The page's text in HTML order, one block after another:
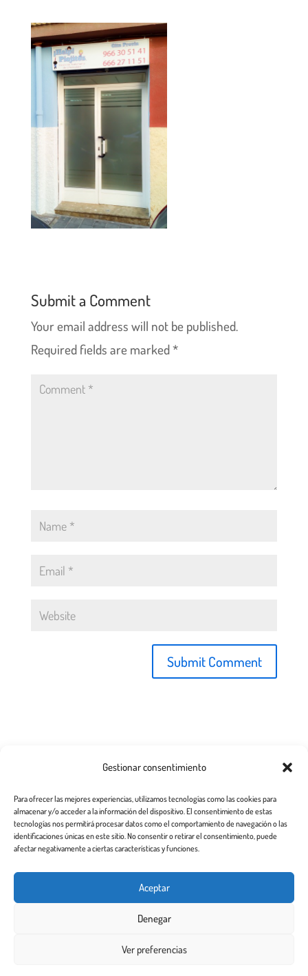
Gestionar consentimiento
Para ofrecer las mejores experiencias, utilizamos tecnologías como las cookies para
almacenar y/o acceder a la información del dispositivo. El consentimiento de estas
tecnologías nos permitirá procesar datos como el comportamiento de navegación o las
identificaciones únicas en este sitio. No consentir o retirar el consentimiento, puede
afectar negativamente a ciertas características y funciones.
Aceptar
Denegar
Ver preferencias
Submit a Comment
Your email address will not be published.
Required fields are marked*
Categorías de publicaciones
Cómo quitar piojos y liendres
Preguntas frecuentes
Los piojos y su historia
Prevención y recomendaciones